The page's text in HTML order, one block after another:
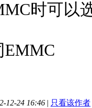
时可以
EMMC
12-24 16:46 | 只看该作者